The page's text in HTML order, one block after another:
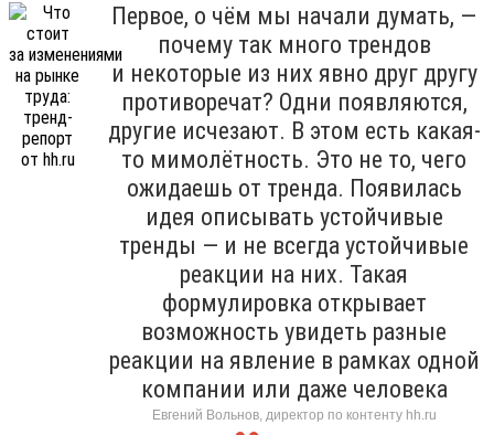
Первое, о чём мы начали думать, —
почему так много трендов
и некоторые из них явно друг другу
противоречат? Одни появляются,
другие исчезают. В этом есть какая-
то мимолётность. Это не то, чего
ожидаешь от тренда. Появилась
идея описывать устойчивые
тренды — и не всегда устойчивые
реакции на них. Такая
формулировка открывает
возможность увидеть разные
реакции на явление в рамках одной
компании или даже человека
Евгений Вольнов, директор по контенту hh.ru